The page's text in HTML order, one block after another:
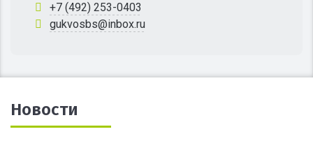
+7 (492) 253-0403
gukvosbs@inbox.ru
Новости